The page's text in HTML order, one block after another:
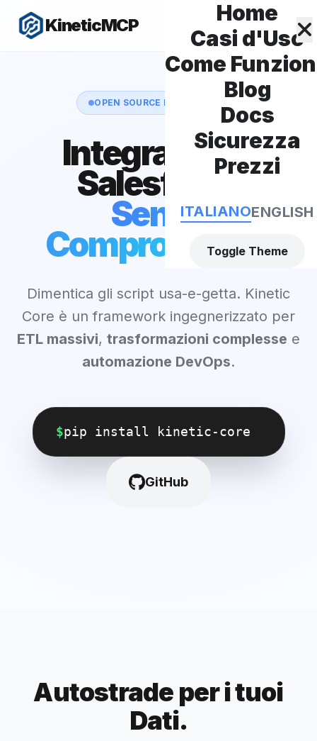
KineticMCP
Home
Casi d'Uso
Come
Blog
Docs
Sicurezza
Prezzi
ITALIANOENGLISH
Toggle Theme
OPEN SOURCE LIBRARY
Integrazione
Salesforce
Senza
Compromessi.
Dimentica gli script usa-e-getta. Kinetic
Core è un framework ingegnerizzato per
ETL massivi, trasformazioni complesse e
automazione DevOps.
$pip install kinetic-core
GitHub
Autostrade per i tuoi
Dati.